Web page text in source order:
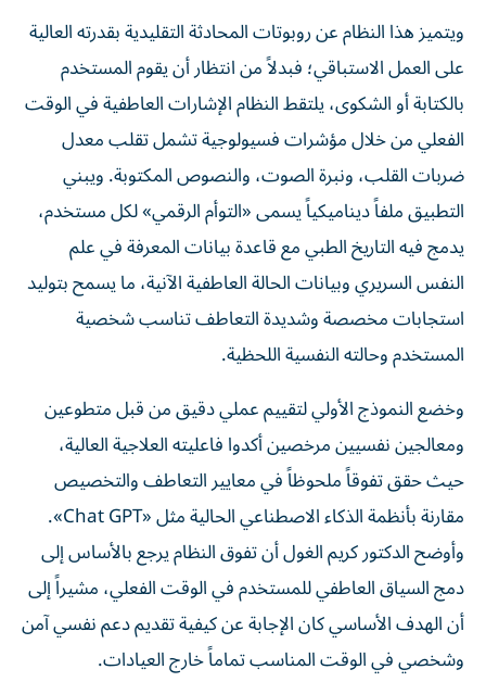
ويتميز هذا النظام عن روبوتات المحادثة التقليدية بقدرته العالية
على العمل الاستباقي؛ فبدلاً من انتظار أن يقوم المستخدم
بالكتابة أو الشكوى، يلتقط النظام الإشارات العاطفية في الوقت
الفعلي من خلال مؤشرات فسيولوجية تشمل تقلب معدل
ضربات القلب، ونبرة الصوت، والنصوص المكتوبة. ويبني
التطبيق ملفاً ديناميكياً يسمى «التوأم الرقمي» لكل مستخدم،
يدمج فيه التاريخ الطبي مع قاعدة بيانات المعرفة في علم
النفس السريري وبيانات الحالة العاطفية الآنية، ما يسمح بتوليد
استجابات مخصصة وشديدة التعاطف تناسب شخصية
المستخدم وحالته النفسية اللحظية.
وخضع النموذج الأولي لتقييم عملي دقيق من قبل متطوعين
ومعالجين نفسيين مرخصين أكدوا فاعليته العلاجية العالية،
حيث حقق تفوقاً ملحوظاً في معايير التعاطف والتخصيص
مقارنة بأنظمة الذكاء الاصطناعي الحالية مثل «Chat GPT».
وأوضح الدكتور كريم الغول أن تفوق النظام يرجع بالأساس إلى
دمج السياق العاطفي للمستخدم في الوقت الفعلي، مشيراً إلى
أن الهدف الأساسي كان الإجابة عن كيفية تقديم دعم نفسي آمن
وشخصي في الوقت المناسب تماماً خارج العيادات.